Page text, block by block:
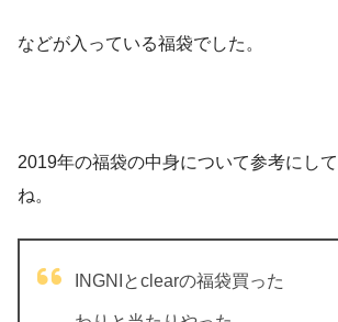
などが入っている福袋でした。
2019年の福袋の中身について参考にし
ね。
INGNIとclearの福袋買った